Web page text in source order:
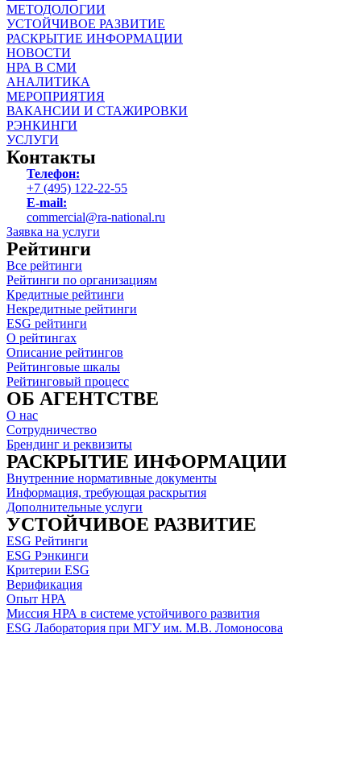
МЕТОДОЛОГИИ
УСТОЙЧИВОЕ РАЗВИТИЕ
РАСКРЫТИЕ ИНФОРМАЦИИ
НОВОСТИ
НРА В СМИ
АНАЛИТИКА
МЕРОПРИЯТИЯ
ВАКАНСИИ И СТАЖИРОВКИ
РЭНКИНГИ
УСЛУГИ
Контакты
Телефон:
+7 (495) 122-22-55
E-mail:
commercial@ra-national.ru
Заявка на услуги
Рейтинги
Все рейтинги
Рейтинги по организациям
Кредитные рейтинги
Некредитные рейтинги
ESG рейтинги
О рейтингах
Описание рейтингов
Рейтинговые шкалы
Рейтинговый процесс
ОБ АГЕНТСТВЕ
О нас
Сотрудничество
Брендинг и реквизиты
РАСКРЫТИЕ ИНФОРМАЦИИ
Внутренние нормативные документы
Информация, требующая раскрытия
Дополнительные услуги
УСТОЙЧИВОЕ РАЗВИТИЕ
ESG Рейтинги
ESG Рэнкинги
Критерии ESG
Верификация
Опыт НРА
Миссия НРА в системе устойчивого развития
ESG Лаборатория при МГУ им. М.В. Ломоносова